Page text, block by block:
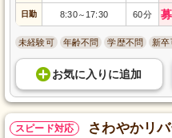
日勤 8:30～ 17:30 60分
未経験可 年齢不問 学歴不問 新卒
お気に入り に追加
スピード対応 さわやかリ